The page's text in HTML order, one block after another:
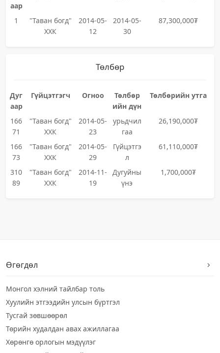
аар
1
"Таван богд"
ХХК
2014-05-
12
2014-05-
30
87,300,000₮
Төлбөр
Дуг
аар
Гүйцэтгэгч Огноо
Төлбөр
ийн дүн
Төлбөрийн утга
166
71
"Таван богд"
ХХК
2014-05-
23
урьдчил
гаа
26,190,000₮
166
73
"Таван богд"
ХХК
2014-05-
29
Гүйцэтгэ
л
61,110,000₮
310
89
"Таван богд"
ХХК
2014-11-
19
Дугуйны
үнэ
1,700,000₮
Өгөгдөл
Монгол хэлний тайлбар толь
Хуулийн этгээдийн улсын бүртгэл
Тусгай зөвшөөрөл
Төрийн худалдан авах ажиллагаа
Хөрөнгө орлогын мэдүүлэг